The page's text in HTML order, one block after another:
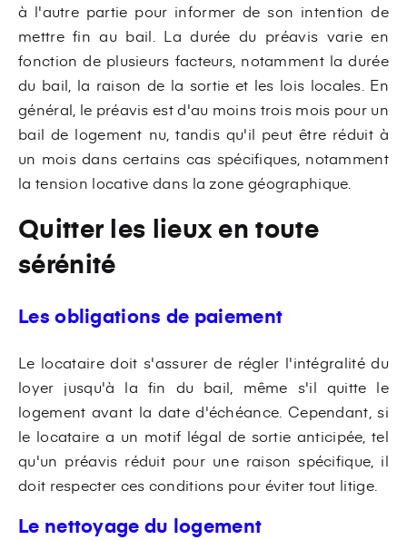
à l'autre partie pour informer de son intention de
mettre fin au bail. La durée du préavis varie en
fonction de plusieurs facteurs, notamment la durée
du bail, la raison de la sortie et les lois locales. En
général, le préavis est d'au moins trois mois pour un
bail de logement nu, tandis qu'il peut être réduit à
un mois dans certains cas spécifiques, notamment
la tension locative dans la zone géographique.
Quitter les lieux en toute
sérénité
Les obligations de paiement
Le locataire doit s'assurer de régler l'intégralité du
loyer jusqu'à la fin du bail, même s'il quitte le
logement avant la date d'échéance. Cependant, si
le locataire a un motif légal de sortie anticipée, tel
qu'un préavis réduit pour une raison spécifique, il
doit respecter ces conditions pour éviter tout litige.
Le nettoyage du logement